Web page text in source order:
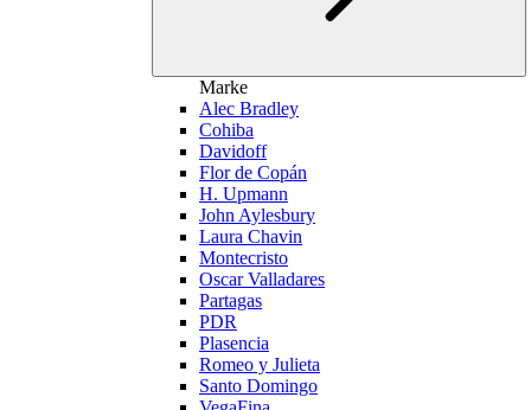
Marke
Alec Bradley
Cohiba
Davidoff
Flor de Copán
H. Upmann
John Aylesbury
Laura Chavin
Montecristo
Oscar Valladares
Partagas
PDR
Plasencia
Romeo y Julieta
Santo Domingo